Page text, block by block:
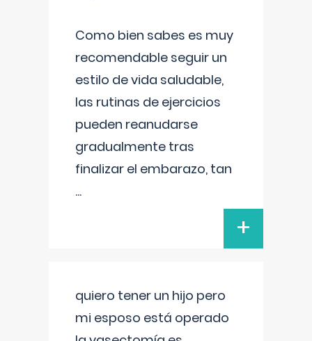
Como bien sabes es muy
recomendable seguir un
estilo de vida saludable,
las rutinas de ejercicios
pueden reanudarse
gradualmente tras
finalizar el embarazo, tan
...
+
quiero tener un hijo pero
mi esposo está operado